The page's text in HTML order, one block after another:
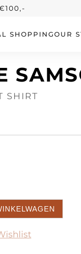
SHOPPINGOUR
SHIRT